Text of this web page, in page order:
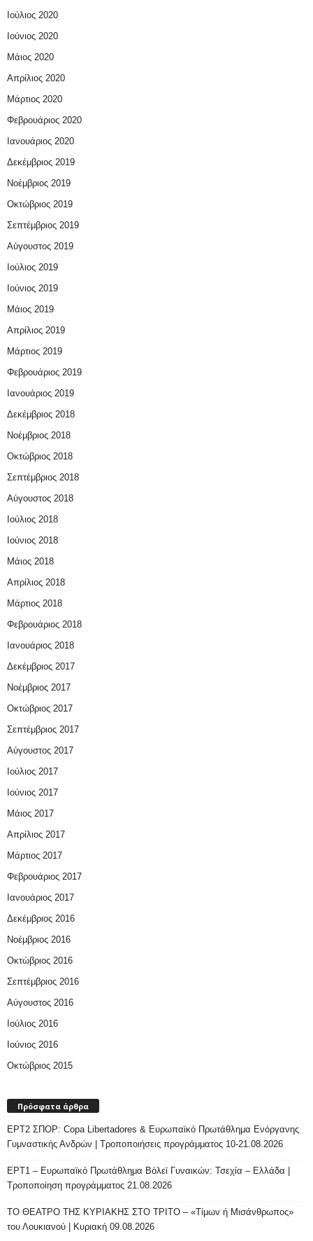
Ιούλιος 2020
Ιούνιος 2020
Μάιος 2020
Απρίλιος 2020
Μάρτιος 2020
Φεβρουάριος 2020
Ιανουάριος 2020
Δεκέμβριος 2019
Νοέμβριος 2019
Οκτώβριος 2019
Σεπτέμβριος 2019
Αύγουστος 2019
Ιούλιος 2019
Ιούνιος 2019
Μάιος 2019
Απρίλιος 2019
Μάρτιος 2019
Φεβρουάριος 2019
Ιανουάριος 2019
Δεκέμβριος 2018
Νοέμβριος 2018
Οκτώβριος 2018
Σεπτέμβριος 2018
Αύγουστος 2018
Ιούλιος 2018
Ιούνιος 2018
Μάιος 2018
Απρίλιος 2018
Μάρτιος 2018
Φεβρουάριος 2018
Ιανουάριος 2018
Δεκέμβριος 2017
Νοέμβριος 2017
Οκτώβριος 2017
Σεπτέμβριος 2017
Αύγουστος 2017
Ιούλιος 2017
Ιούνιος 2017
Μάιος 2017
Απρίλιος 2017
Μάρτιος 2017
Φεβρουάριος 2017
Ιανουάριος 2017
Δεκέμβριος 2016
Νοέμβριος 2016
Οκτώβριος 2016
Σεπτέμβριος 2016
Αύγουστος 2016
Ιούλιος 2016
Ιούνιος 2016
Οκτώβριος 2015
Πρόσφατα άρθρα
ΕΡΤ2 ΣΠΟΡ: Copa Libertadores & Ευρωπαϊκό Πρωτάθλημα Ενόργανης
Γυμναστικής Ανδρών | Τροποποιήσεις προγράμματος 10-21.08.2026
ΕΡΤ1 – Ευρωπαϊκό Πρωτάθλημα Βόλεϊ Γυναικών: Τσεχία – Ελλάδα |
Τροποποίηση προγράμματος 21.08.2026
ΤΟ ΘΕΑΤΡΟ ΤΗΣ ΚΥΡΙΑΚΗΣ ΣΤΟ ΤΡΙΤΟ – «Τίμων ή Μισάνθρωπος»
του Λουκιανού | Κυριακή 09.08.2026